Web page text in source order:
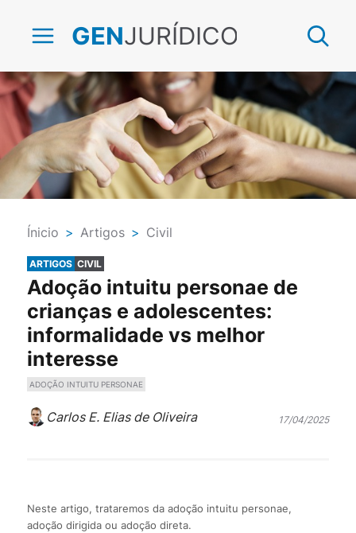
GENJURÍDICO
Ínicio > Artigos > Civil
ARTIGOS CIVIL
Adoção intuitu personae de
crianças e adolescentes:
informalidade vs melhor
interesse
ADOÇÃO INTUITU PERSONAE
Carlos E. Elias de Oliveira 17/04/2025
Neste artigo, trataremos da adoção intuitu personae,
adoção dirigida ou adoção direta.